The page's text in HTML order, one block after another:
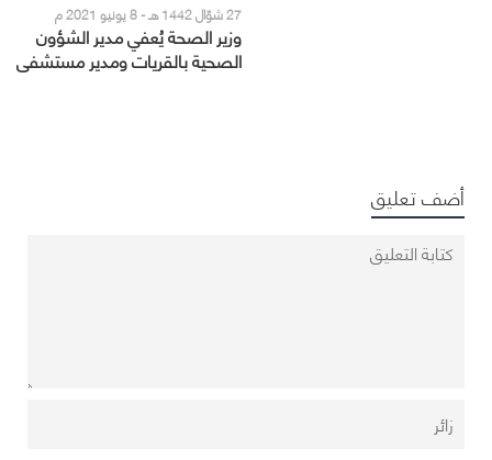
27 شوّال 1442 هـ - 8 يونيو 2021 م
وزير الصحة يُعفي مدير الشؤون
الصحية بالقريات ومدير مستشفى
أضف تعليق